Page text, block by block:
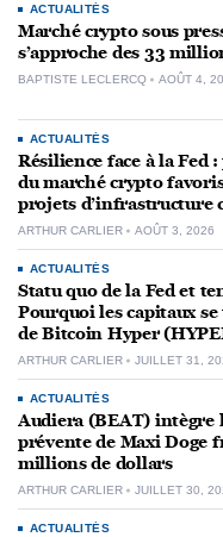
ACTUALITÉS
Marché crypto sous
s’approche des 33
BAPTISTE LECLERCQ AOÛT 4,
ACTUALITÉS
Résilience face à la Fed
du marché crypto
projets d’infrastructure
ARTHUR CARLIER AOÛT 3, 2026
ACTUALITÉS
Statu quo de la Fed et
Pourquoi les capitaux
de Bitcoin Hyper
ARTHUR CARLIER JUILLET 31,
ACTUALITÉS
Audiera (BEAT) intègre
prévente de Maxi Doge
millions de dollars
ARTHUR CARLIER JUILLET 30,
ACTUALITÉS